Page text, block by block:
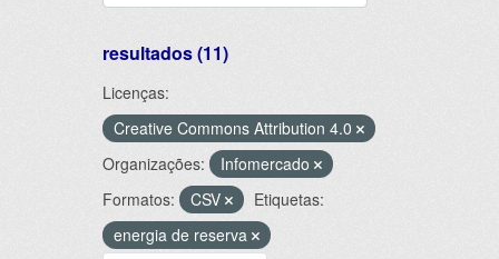
resultados (11)
Licenças:
Creative Commons Attribution 4.0
Organizações:
Infomercado
Formatos:
CSV
Etiquetas:
energia de reserva